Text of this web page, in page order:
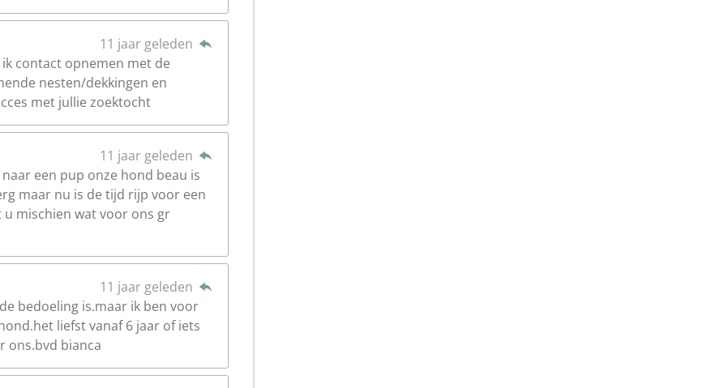
11 jaar geleden
contact opnemen met de
nesten/dekkingen en
met jullie zoektocht
11 jaar geleden
een pup onze hond beau is
maar nu is de tijd rijp voor een
mischien wat voor ons gr
11 jaar geleden
bedoeling is.maar ik ben voor
liefst vanaf 6 jaar of iets
ons.bvd bianca